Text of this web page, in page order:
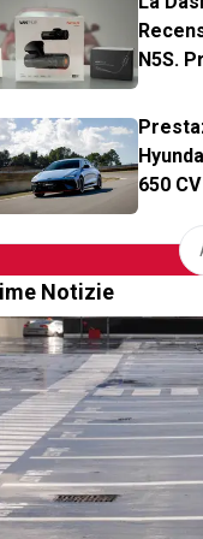
N5S.
650 CV
Notizie